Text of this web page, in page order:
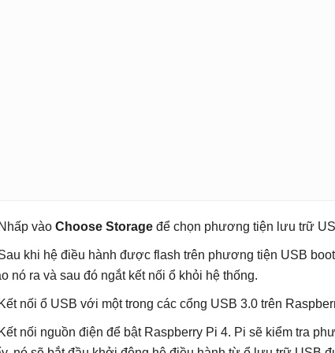
vào Choose Storage để chọn phương tiện lưu trữ
khi hệ điều hành được flash trên phương tiện USB
nó ra và sau đó ngắt kết nối ổ khỏi hệ thống.
nối ổ USB với một trong các cổng USB 3.0 trên
nối nguồn điện để bật Raspberry Pi 4. Pi sẽ kiểm tra